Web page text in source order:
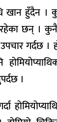
खान हुँदैन ।
छन् ।
गर्दछ ।
।